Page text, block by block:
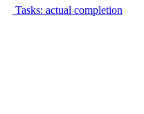
Tasks: actual completion